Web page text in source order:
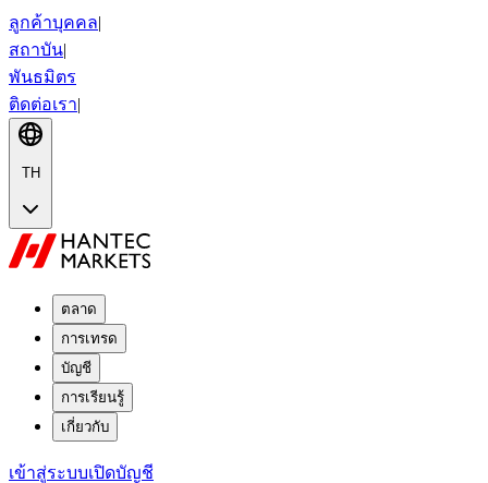
ลูกค้าบุคคล|
สถาบัน|
พันธมิตร
ติดต่อเรา|
TH
ตลาด
การเทรด
บัญชี
การเรียนรู้
เกี่ยวกับ
เข้าสู่ระบบเปิดบัญชี